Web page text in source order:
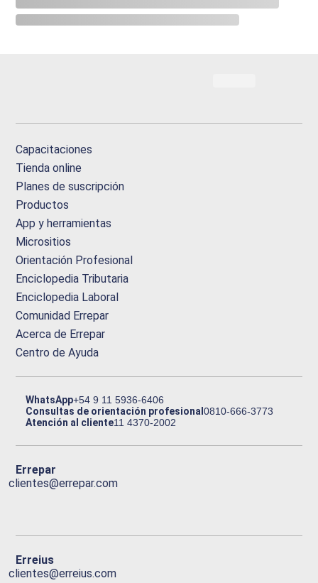
Capacitaciones
Tienda online
Planes de suscripción
Productos
App y herramientas
Micrositios
Orientación Profesional
Enciclopedia Tributaria
Enciclopedia Laboral
Comunidad Errepar
Acerca de Errepar
Centro de Ayuda
WhatsApp+54 9 11 5936-6406
Consultas de orientación profesional0810-666-3773
Atención al cliente11 4370-2002
Errepar
clientes@errepar.com
Erreius
clientes@erreius.com